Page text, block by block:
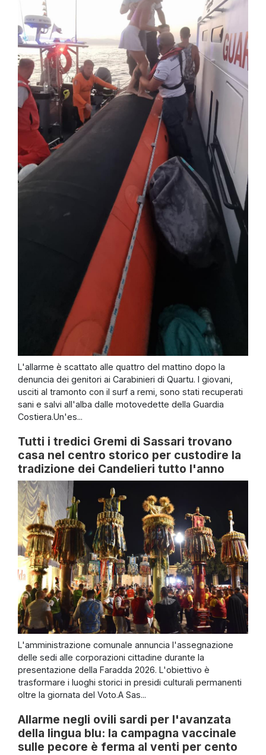
L'allarme è scattato alle quattro del mattino dopo la
denuncia dei genitori ai Carabinieri di Quartu. I giovani,
usciti al tramonto con il surf a remi, sono stati recuperati
sani e salvi all'alba dalle motovedette della Guardia
Costiera.Un'es...
Tutti i tredici Gremi di Sassari trovano
casa nel centro storico per custodire la
tradizione dei Candelieri tutto l'anno
L'amministrazione comunale annuncia l'assegnazione
delle sedi alle corporazioni cittadine durante la
presentazione della Faradda 2026. L'obiettivo è
trasformare i luoghi storici in presidi culturali permanenti
oltre la giornata del Voto.A Sas...
Allarme negli ovili sardi per l'avanzata
della lingua blu: la campagna vaccinale
sulle pecore è ferma al venti per cento